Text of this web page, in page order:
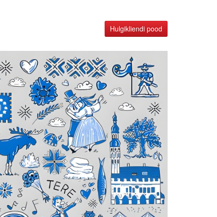
Hulgikliendi pood